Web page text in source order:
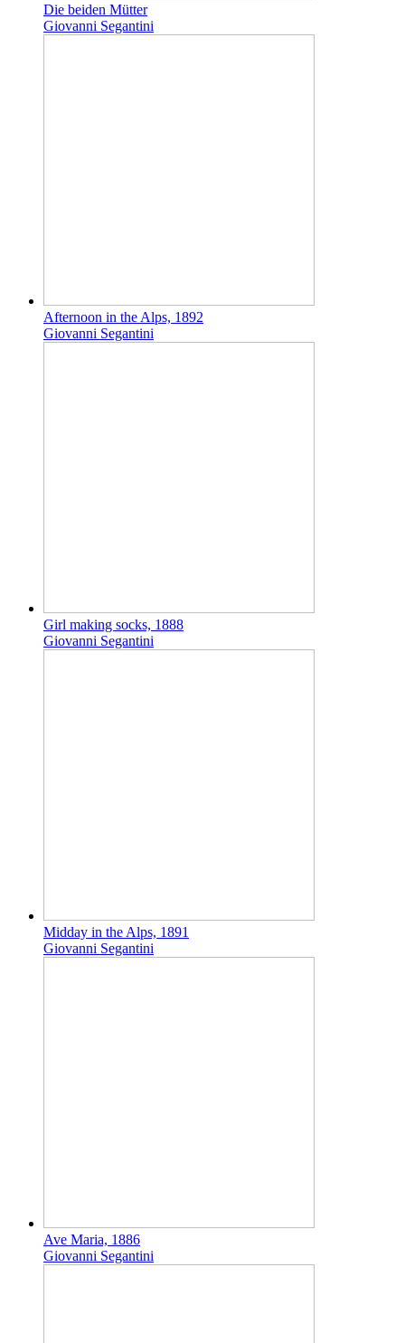
Die beiden Mütter
Giovanni Segantini
Afternoon in the Alps, 1892
Giovanni Segantini
Girl making socks, 1888
Giovanni Segantini
Midday in the Alps, 1891
Giovanni Segantini
Ave Maria, 1886
Giovanni Segantini